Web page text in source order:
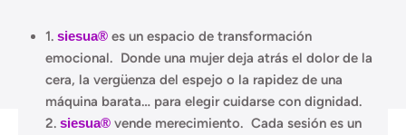
💜 NUESTRA ESENCIA💜
1. siesua® es un espacio de transformación
emocional. Donde una mujer deja atrás el dolor de la
cera, la vergüenza del espejo o la rapidez de una
máquina barata… para elegir cuidarse con dignidad.
2. siesua® vende merecimiento. Cada sesión es un